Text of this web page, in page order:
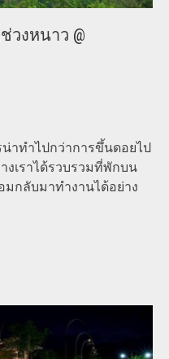
งหนาว @
าทำไปกว่าการขึ้นดอยไป
งเราได้รวบรวมที่พักบน
กลับมาทำงานได้อย่าง